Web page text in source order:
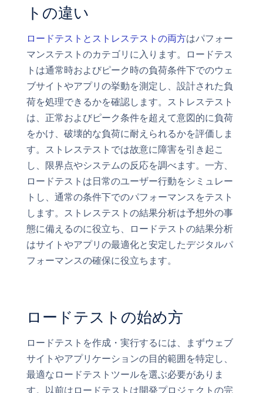
トの違い
ロードテストとストレステストの両方はパフォー
マンステストのカテゴリに入ります。ロードテス
トは通常時およびピーク時の負荷条件下でのウェ
ブサイトやアプリの挙動を測定し、設計された負
荷を処理できるかを確認します。ストレステスト
は、正常およびピーク条件を超えて意図的に負荷
をかけ、破壊的な負荷に耐えられるかを評価しま
す。ストレステストでは故意に障害を引き起こ
し、限界点やシステムの反応を調べます。一方、
ロードテストは日常のユーザー行動をシミュレー
トし、通常の条件下でのパフォーマンスをテスト
します。ストレステストの結果分析は予想外の事
態に備えるのに役立ち、ロードテストの結果分析
はサイトやアプリの最適化と安定したデジタルパ
フォーマンスの確保に役立ちます。
ロードテストの始め方
ロードテストを作成・実行するには、まずウェブ
サイトやアプリケーションの目的範囲を特定し、
最適なロードテストツールを選ぶ必要がありま
す。以前はロードテストは開発プロジェクトの完